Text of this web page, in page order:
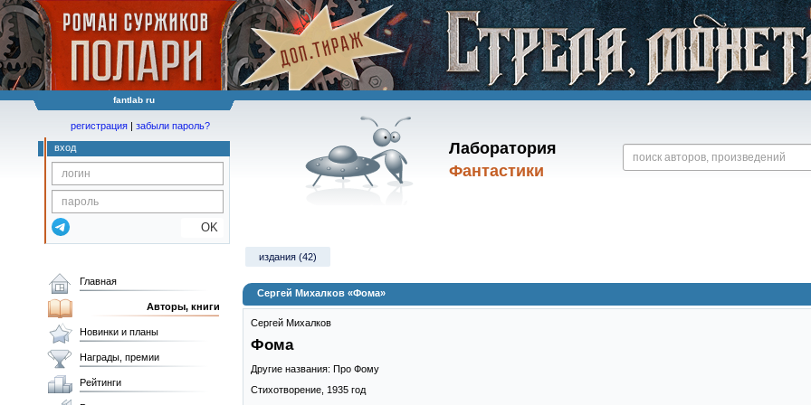
fantlab ru
Лаборатория
Фантастики
регистрация | забыли пароль?
вход
OK
издания (42)
Сергей Михалков «Фома»
Сергей Михалков
Фома
Другие названия: Про Фому
Стихотворение, 1935 год
Главная
Авторы, книги
Новинки и планы
Награды, премии
Рейтинги